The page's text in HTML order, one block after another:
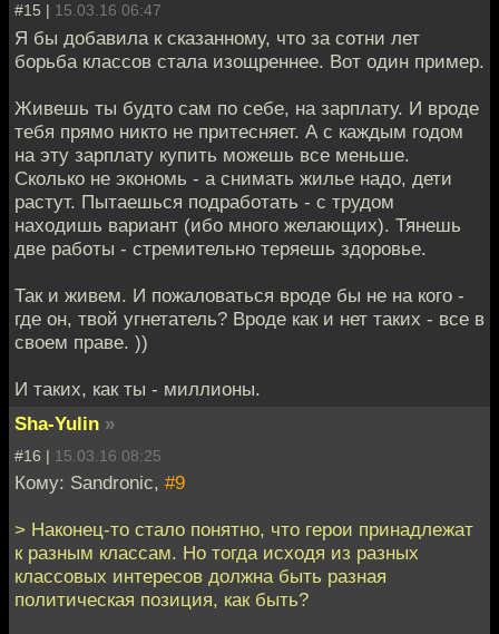
#15 | 15.03.16 06:47
Я бы добавила к сказанному, что за сотни лет
борьба классов стала изощреннее. Вот один пример.
Живешь ты будто сам по себе, на зарплату. И вроде
тебя прямо никто не притесняет. А с каждым годом
на эту зарплату купить можешь все меньше.
Сколько не экономь - а снимать жилье надо, дети
растут. Пытаешься подработать - с трудом
находишь вариант (ибо много желающих). Тянешь
две работы - стремительно теряешь здоровье.
Так и живем. И пожаловаться вроде бы не на кого -
где он, твой угнетатель? Вроде как и нет таких - все в
своем праве. ))
И таких, как ты - миллионы.
Sha-Yulin »
#16 | 15.03.16 08:25
Кому: Sandronic, #9
> Наконец-то стало понятно, что герои принадлежат
к разным классам. Но тогда исходя из разных
классовых интересов должна быть разная
политическая позиция, как быть?